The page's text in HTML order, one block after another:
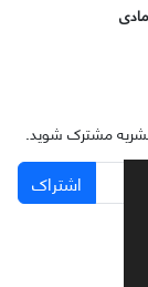
نشریه مشترک شوید.
اشتراک